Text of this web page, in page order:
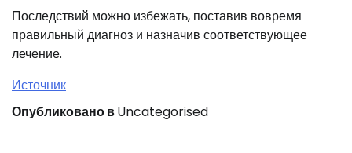
Последствий можно избежать, поставив вовремя
правильный диагноз и назначив соответствующее
лечение.
Источник
Опубликовано вUncategorised